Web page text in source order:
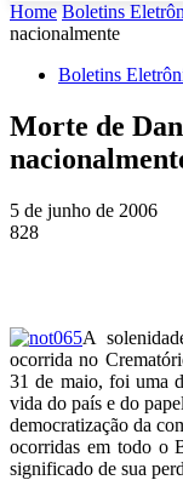
Home Boletins
nacionalmente
Boletins
Morte de
5 de junho de 2006
828
A
ocorrida no
31 de maio, foi uma
vida do país e do
democratização da
ocorridas em todo o
significado de sua